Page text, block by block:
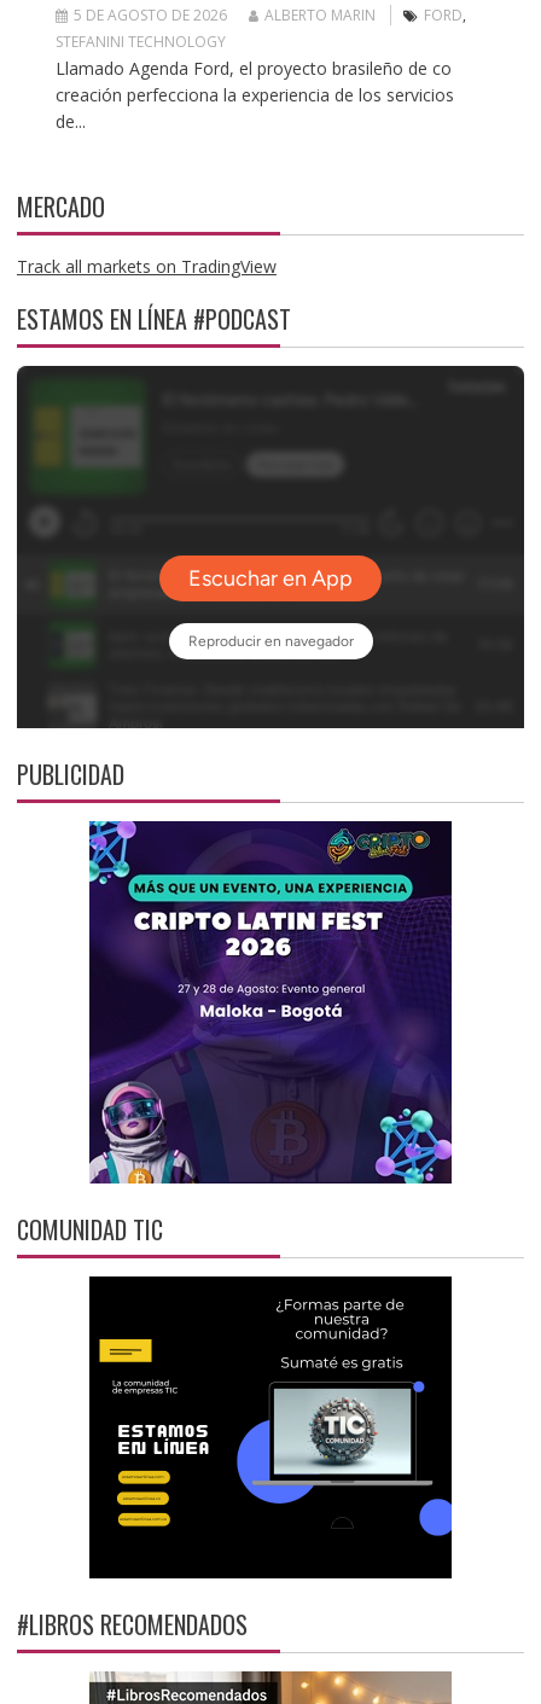
5 DE AGOSTO DE 2026 ALBERTO MARIN FORD,
STEFANINI TECHNOLOGY
Llamado Agenda Ford, el proyecto brasileño de co
creación perfecciona la experiencia de los servicios
de...
MERCADO
Track all markets on TradingView
ESTAMOS EN LÍNEA #PODCAST
PUBLICIDAD
COMUNIDAD TIC
#LIBROS RECOMENDADOS